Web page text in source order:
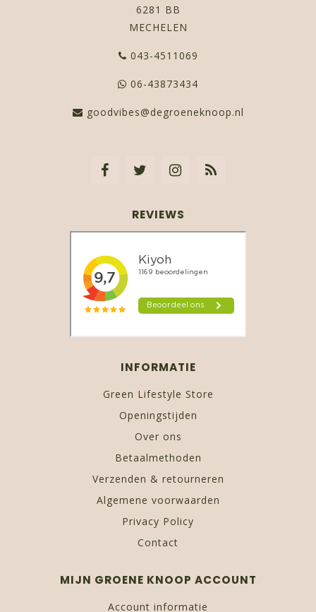
6281 BB
MECHELEN
043-4511069
06-43873434
goodvibes@degroeneknoop.nl
REVIEWS
INFORMATIE
Green Lifestyle Store
Openingstijden
Over ons
Betaalmethoden
Verzenden & retourneren
Algemene voorwaarden
Privacy Policy
Contact
MIJN GROENE KNOOP ACCOUNT
Account informatie